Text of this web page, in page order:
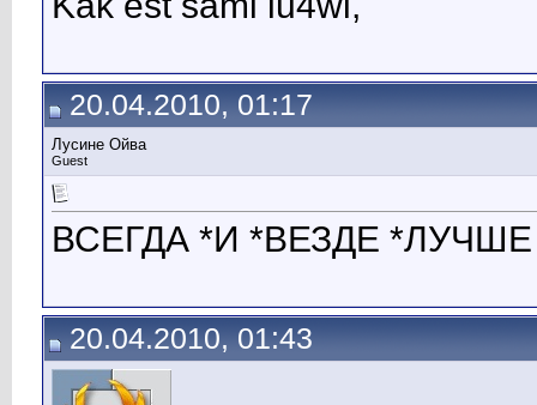
20.04.2010, 01:17
Лусине Ойва
Guest
ВСЕГДА *И *ВЕЗДЕ *ЛУЧШЕ
20.04.2010, 01:43